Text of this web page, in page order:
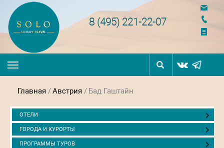
8 (495) 221-22-07
Toggle
navigation
Главная /Австрия / Бад Гаштайн
ОТЕЛИ
ГОРОДА И КУРОРТЫ
ПРОГРАММЫ ТУРОВ